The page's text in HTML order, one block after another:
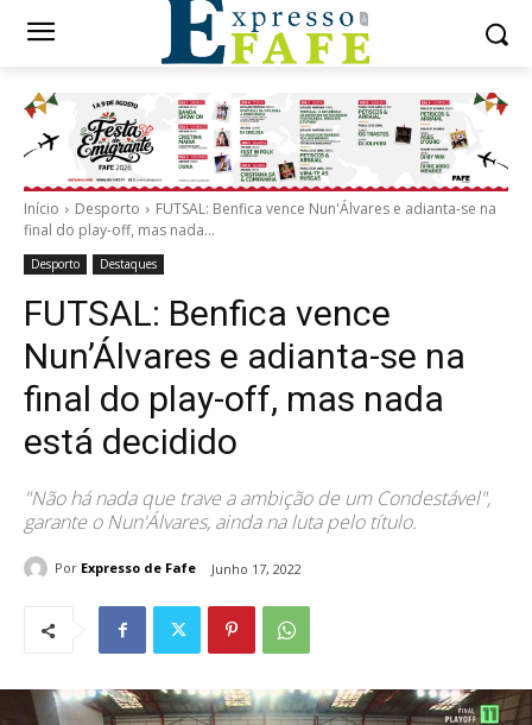
Início Desporto
FUTSAL: Benfica vence Nun'Álvares e adianta-se na
final do play-off, mas nada...
Desporto Destaques
FUTSAL: Benfica vence
Nun’Álvares e adianta-se na
final do play-off, mas nada
está decidido
"Não há nada que trave a ambição de um Condestável",
garante o Nun'Álvares, ainda na luta pelo título.
Por Expresso de Fafe Junho 17, 2022